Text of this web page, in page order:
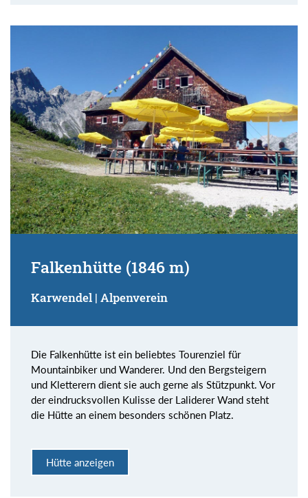
Falkenhütte (1846 m)
Karwendel | Alpenverein
Die Falkenhütte ist ein beliebtes Tourenziel für
Mountainbiker und Wanderer. Und den Bergsteigern
und Kletterern dient sie auch gerne als Stützpunkt. Vor
der eindrucksvollen Kulisse der Laliderer Wand steht
die Hütte an einem besonders schönen Platz.
Hütte anzeigen